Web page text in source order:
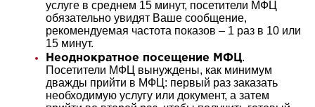
услуге в среднем 15 минут, посетители МФЦ
обязательно увидят Ваше сообщение,
рекомендуемая частота показов – 1 раз в 10 или
15 минут.
Неоднократное посещение МФЦ.
Посетители МФЦ вынуждены, как минимум
дважды прийти в МФЦ: первый раз заказать
необходимую услугу или документ, а затем